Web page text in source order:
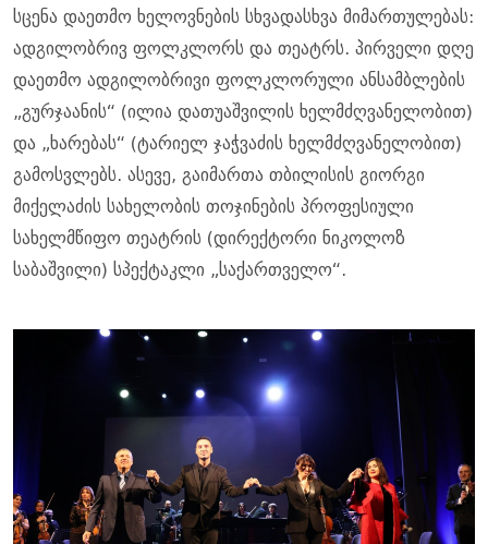
სცენა დაეთმო ხელოვნების სხვადასხვა მიმართულებას:
ადგილობრივ ფოლკლორს და თეატრს. პირველი დღე
დაეთმო ადგილობრივი ფოლკლორული ანსამბლების
„გურჯაანის“ (ილია დათუაშვილის ხელმძღვანელობით)
და „ხარებას“ (ტარიელ ჯაჭვაძის ხელმძღვანელობით)
გამოსვლებს. ასევე, გაიმართა თბილისის გიორგი
მიქელაძის სახელობის თოჯინების პროფესიული
სახელმწიფო თეატრის (დირექტორი ნიკოლოზ
საბაშვილი) სპექტაკლი „საქართველო“.